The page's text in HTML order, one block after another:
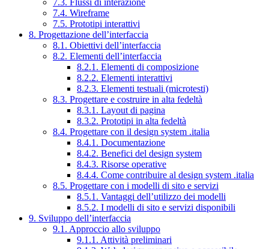
7.3. Flussi di interazione
7.4. Wireframe
7.5. Prototipi interattivi
8. Progettazione dell’interfaccia
8.1. Obiettivi dell’interfaccia
8.2. Elementi dell’interfaccia
8.2.1. Elementi di composizione
8.2.2. Elementi interattivi
8.2.3. Elementi testuali (microtesti)
8.3. Progettare e costruire in alta fedeltà
8.3.1. Layout di pagina
8.3.2. Prototipi in alta fedeltà
8.4. Progettare con il design system .italia
8.4.1. Documentazione
8.4.2. Benefici del design system
8.4.3. Risorse operative
8.4.4. Come contribuire al design system .italia
8.5. Progettare con i modelli di sito e servizi
8.5.1. Vantaggi dell’utilizzo dei modelli
8.5.2. I modelli di sito e servizi disponibili
9. Sviluppo dell’interfaccia
9.1. Approccio allo sviluppo
9.1.1. Attività preliminari